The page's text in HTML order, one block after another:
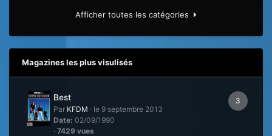
Afficher toutes les catégories
Magazines les plus visulisés
3
Best
Par KFDM · le 9 septembre 2013
Date: 02/09/1990
· 7429 vues